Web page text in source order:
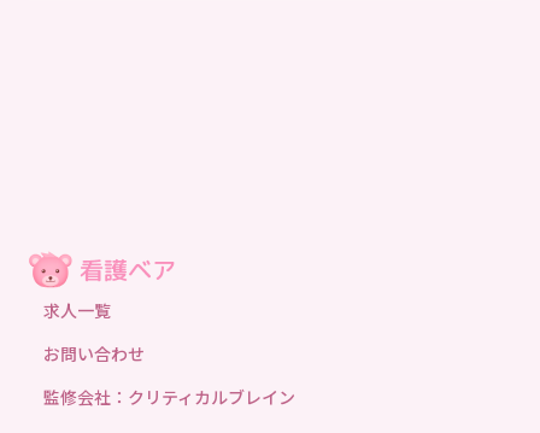
求人一覧
お問い合わせ
監修会社：クリティカルブレイン